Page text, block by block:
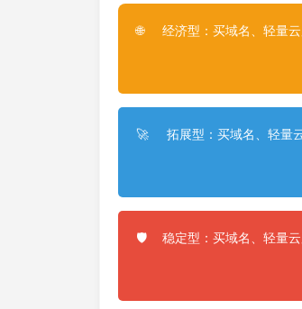
🌐
经济型：买域名、轻量
🚀
拓展型：买域名、轻量
🛡️
稳定型：买域名、轻量